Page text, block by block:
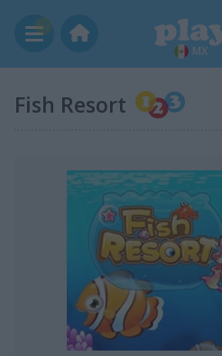
MX
Fish Resort